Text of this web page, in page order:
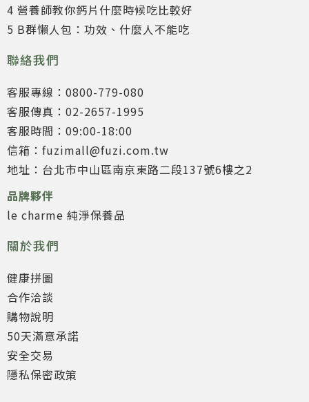
4 營養師教你鈣片什麼時候吃比較好
5 B群懶人包：功效、什麼人不能吃
聯絡我們
客服專線：0800-779-080
客服傳真：02-2657-1995
客服時間：09:00-18:00
信箱：fuzimall@fuzi.com.tw
地址：台北市中山區南京東路二段137號6樓之2
品牌夥伴
le charme 純淨保養品
關於我們
健康拼圖
合作洽談
購物說明
50天滿意承諾
安全交易
隱私保密政策